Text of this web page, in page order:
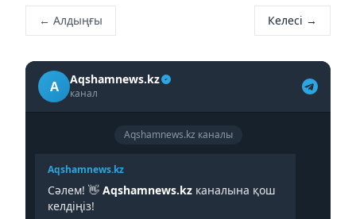
← Алдыңғы Келесі →
A Aqshamnews.kz
канал
Aqshamnews.kz каналы
Aqshamnews.kz
Сәлем! 👋 Aqshamnews.kz каналына қош
келдіңіз!